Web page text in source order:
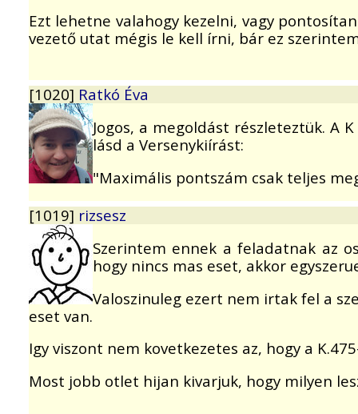
Ezt lehetne valahogy kezelni, vagy
vezető utat mégis le kell írni, bár ez
[1020] Ratkó Éva
Jogos, a megoldást részleteztük. A
lásd a Versenykiírást:
"Maximális pontszám csak teljes
[1019] rizsesz
Szerintem ennek a feladatnak az
hogy nincs mas eset, akkor
Valoszinuleg ezert nem irtak fel a
eset van.
Igy viszont nem kovetkezetes az, hogy a
Most jobb otlet hijan kivarjuk, hogy milyen